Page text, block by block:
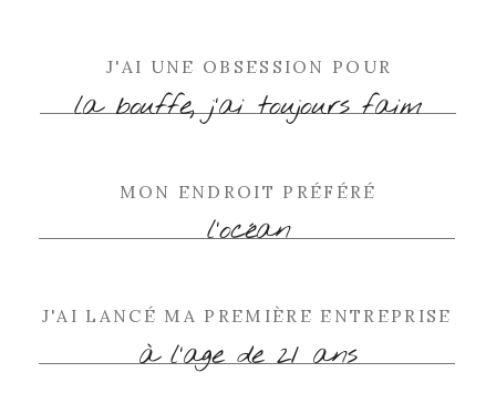
J'AI UNE OBSESSION POUR
la bouffe, j'ai toujours faim
MON ENDROIT PRÉFÉRÉ
l'océan
J'AI LANCÉ MA PREMIÈRE ENTREPRISE
à l'age de 21 ans